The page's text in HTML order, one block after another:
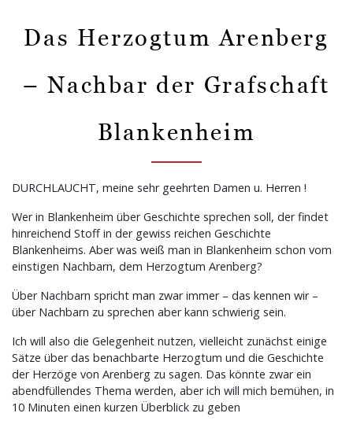
Das Herzogtum Arenberg
– Nachbar der Grafschaft
Blankenheim
DURCHLAUCHT, meine sehr geehrten Damen u. Herren !
Wer in Blankenheim über Geschichte sprechen soll, der findet
hinreichend Stoff in der gewiss reichen Geschichte
Blankenheims. Aber was weiß man in Blankenheim schon vom
einstigen Nachbarn, dem Herzogtum Arenberg?
Über Nachbarn spricht man zwar immer – das kennen wir –
über Nachbarn zu sprechen aber kann schwierig sein.
Ich will also die Gelegenheit nutzen, vielleicht zunächst einige
Sätze über das benachbarte Herzogtum und die Geschichte
der Herzöge von Arenberg zu sagen. Das könnte zwar ein
abendfüllendes Thema werden, aber ich will mich bemühen, in
10 Minuten einen kurzen Überblick zu geben